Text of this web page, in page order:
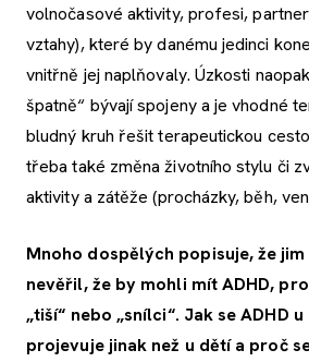
volnočasové aktivity, profesi,
vztahy), které by danému jedinci
vnitřně jej naplňovaly. Úzkosti
špatně“ bývají spojeny a je vhodné
bludný kruh řešit terapeutickou
třeba také změna životního stylu či
aktivity a zátěže (procházky, běh,
Mnoho dospělých popisuje, že
nevěřil, že by mohli mít ADHD,
„tiší“ nebo „snílci“. Jak se ADHD
projevuje jinak než u dětí a proč